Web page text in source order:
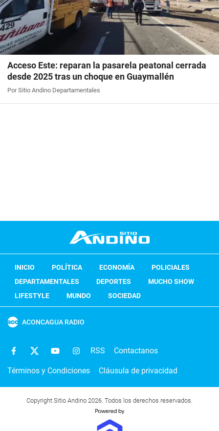
Acceso Este: reparan la pasarela peatonal cerrada
desde 2025 tras un choque en Guaymallén
Por Sitio Andino Departamentales
INICIO POLÍTICA ECONOMÍA
POLICIALES
DEPARTAMENTALES
DEPORTES
MUCHO SHOW
LIFESTYLE
MUNDO SOCIEDAD
ACONCAGUA RADIO
RSS Contactanos
Términos y Condiciones Cláusula de privacidad
Copyright Sitio Andino 2026. Todos los derechos reservados.